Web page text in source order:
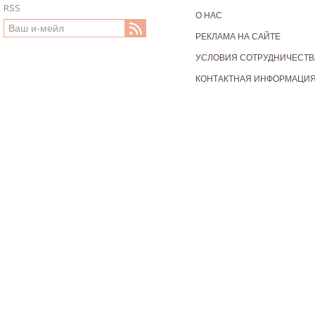
RSS
О НАС
РЕКЛАМА НА САЙТЕ
УСЛОВИЯ
КОНТАКТНАЯ